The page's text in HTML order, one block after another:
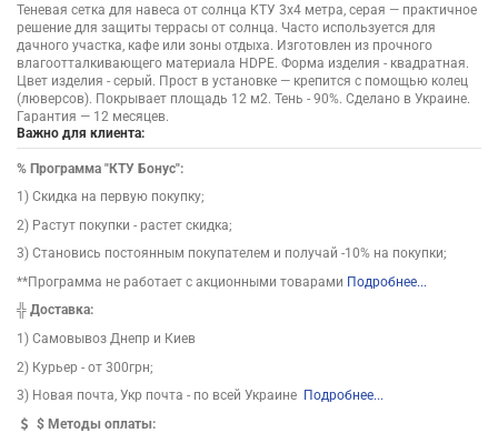
Теневая сетка для навеса от солнца КТУ 3х4 метра, серая — практичное
решение для защиты террасы от солнца. Часто используется для
дачного участка, кафе или зоны отдыха. Изготовлен из прочного
влагоотталкивающего материала HDPE. Форма изделия - квадратная.
Цвет изделия - серый. Прост в установке — крепится с помощью колец
(люверсов). Покрывает площадь 12 м2. Тень - 90%. Сделано в Украине.
Гарантия — 12 месяцев.
Важно для клиента:
% Программа "КТУ Бонус":
1) Скидка на первую покупку;
2) Растут покупки - растет скидка;
3) Становись постоянным покупателем и получай -10% на покупки;
**Программа не работает с акционными товарами Подробнее...
╬ Доставка:
1) Самовывоз Днепр и Киев
2) Курьер - от 300грн;
3) Новая почта, Укр почта - по всей Украине Подробнее...
$Методы оплаты: